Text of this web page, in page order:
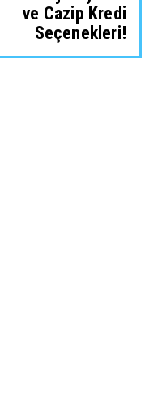
ve Cazip Kredi
Seçenekleri!